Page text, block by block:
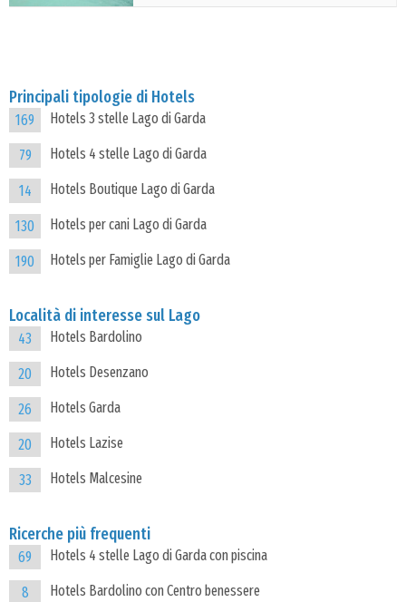
Principali tipologie di Hotels
169 Hotels 3 stelle Lago di Garda
79 Hotels 4 stelle Lago di Garda
14 Hotels Boutique Lago di Garda
130 Hotels per cani Lago di Garda
190 Hotels per Famiglie Lago di Garda
Località di interesse sul Lago
43 Hotels Bardolino
20 Hotels Desenzano
26 Hotels Garda
20 Hotels Lazise
33 Hotels Malcesine
Ricerche più frequenti
69 Hotels 4 stelle Lago di Garda con piscina
8 Hotels Bardolino con Centro benessere